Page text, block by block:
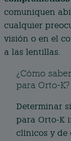
comuniquen
cualquier
visión o en el
a las lentillas.
¿Cómo
para Orto-K?
Determinar
para Orto-K
clínicos y de